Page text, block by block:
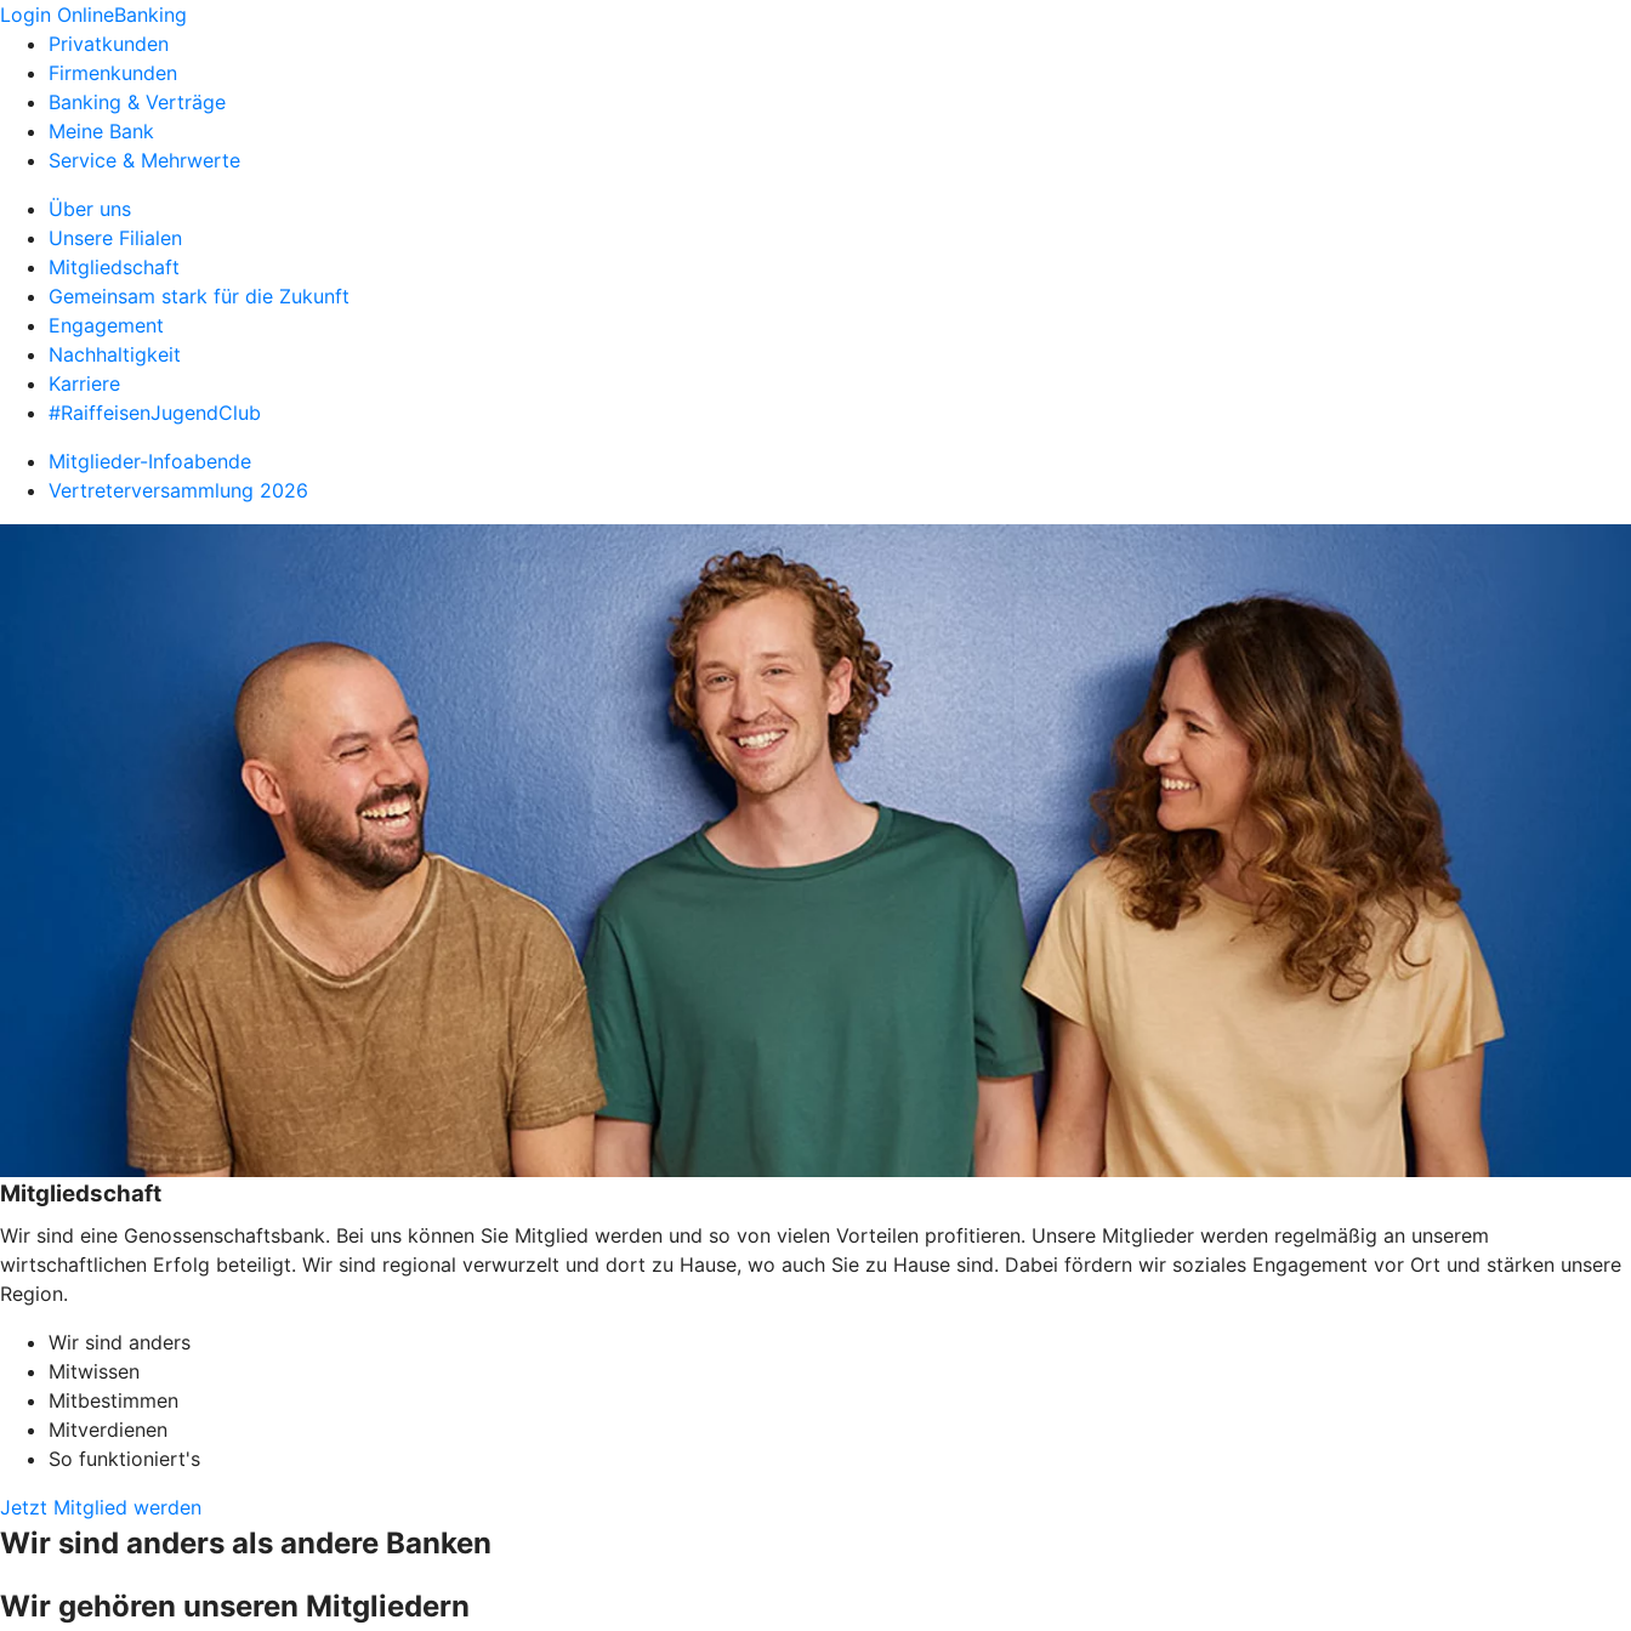
Login OnlineBanking
Privatkunden
Firmenkunden
Banking & Verträge
Meine Bank
Service & Mehrwerte
Über uns
Unsere Filialen
Mitgliedschaft
Gemeinsam stark für die Zukunft
Engagement
Nachhaltigkeit
Karriere
#RaiffeisenJugendClub
Mitglieder-Infoabende
Vertreterversammlung 2026
Mitgliedschaft
Wir sind eine Genossenschaftsbank. Bei uns können Sie Mitglied werden und so von vielen Vorteilen profitieren. Unsere Mitglieder werden regelmäßig an unserem
wirtschaftlichen Erfolg beteiligt. Wir sind regional verwurzelt und dort zu Hause, wo auch Sie zu Hause sind. Dabei fördern wir soziales Engagement vor Ort und stärken unsere
Region.
Wir sind anders
Mitwissen
Mitbestimmen
Mitverdienen
So funktioniert's
Jetzt Mitglied werden
Wir sind anders als andere Banken
Wir gehören unseren Mitgliedern